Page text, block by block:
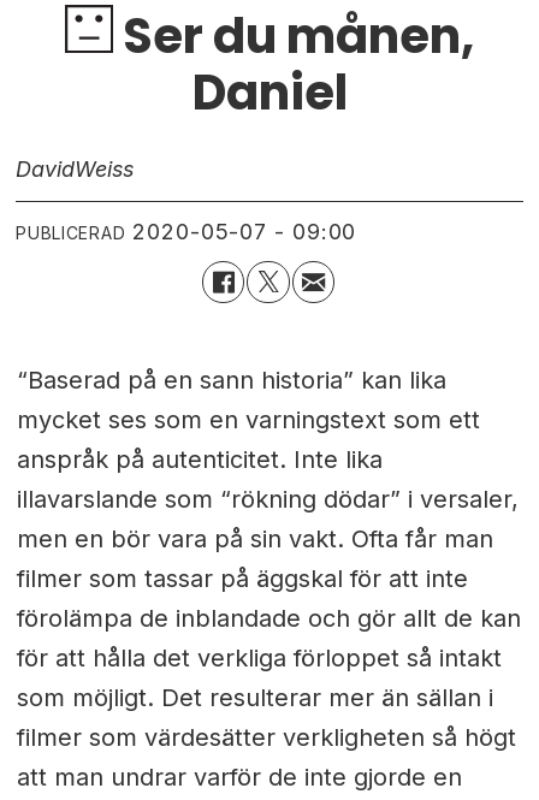
Ser du månen,
Daniel
DavidWeiss
PUBLICERAD 2020-05-07 - 09:00
“Baserad på en sann historia” kan lika
mycket ses som en varningstext som ett
anspråk på autenticitet. Inte lika
illavarslande som “rökning dödar” i versaler,
men en bör vara på sin vakt. Ofta får man
filmer som tassar på äggskal för att inte
förolämpa de inblandade och gör allt de kan
för att hålla det verkliga förloppet så intakt
som möjligt. Det resulterar mer än sällan i
filmer som värdesätter verkligheten så högt
att man undrar varför de inte gjorde en